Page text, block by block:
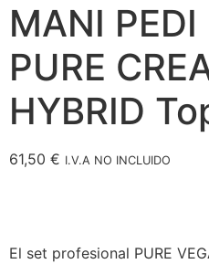
MANI PEDI
PURE
HYBRID
61,50 € I.V.A NO INCLUIDO
El set profesional PURE